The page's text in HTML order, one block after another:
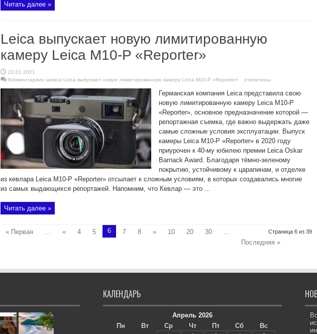
Читать далее »
Leica выпускает новую лимитированную
камеру Leica M10-P «Reporter»
22.01.2021
Комментариик записи Leica выпускает новую лимитированную камеру Leica M10-P «Reporter» отключены
Германская компания Leica представила свою
новую лимитированную камеру Leica M10-P
«Reporter», основное предназначение которой —
репортажная съемка, где важно выдержать даже
самые сложные условия эксплуатации. Выпуск
камеры Leica M10-P «Reporter» в 2020 году
приурочен к 40-му юбилею премии Leica Oskar
Barnack Award. Благодаря тёмно-зеленому
покрытию, устойчивому к царапинам, и отделке
из кевлара Leica M10-P «Reporter» отсылает к сложным условиям, в которых создавались многие
из самых выдающихся репортажей. Напомним, что Кевлар — это ...
Читать далее »
Страница 6 из 39
« Первая ... « 4 5 6 7 8 » 10 20 30
...
Последняя »
КАЛЕНДАРЬ
Апрель 2026
Пн
Вт Ср Чт Пт Сб
Вс